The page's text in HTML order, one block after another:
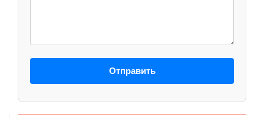
Отправить